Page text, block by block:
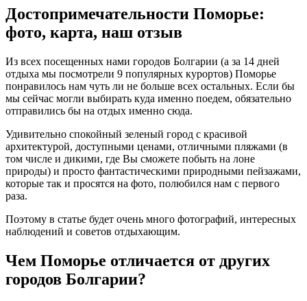
Достопримечательности Поморье:
фото, карта, наш отзыв
Из всех посещенных нами городов Болгарии (а за 14 дней
отдыха мы посмотрели 9 популярных курортов) Поморье
понравилось нам чуть ли не больше всех остальных. Если бы
мы сейчас могли выбирать куда именно поедем, обязательно
отправились бы на отдых именно сюда.
Удивительно спокойный зеленый город с красивой
архитектурой, доступными ценами, отличными пляжами (в
том числе и дикими, где Вы сможете побыть на лоне
природы) и просто фантастическими природными пейзажами,
которые так и просятся на фото, полюбился нам с первого
раза.
Поэтому в статье будет очень много фотографий, интересных
наблюдений и советов отдыхающим.
Чем Поморье отличается от других
городов Болгарии?